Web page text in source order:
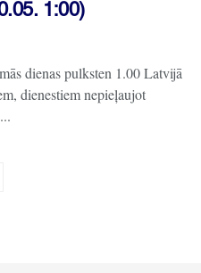
1:00)
dienas pulksten 1.00 Latvijā
dienestiem nepieļaujot